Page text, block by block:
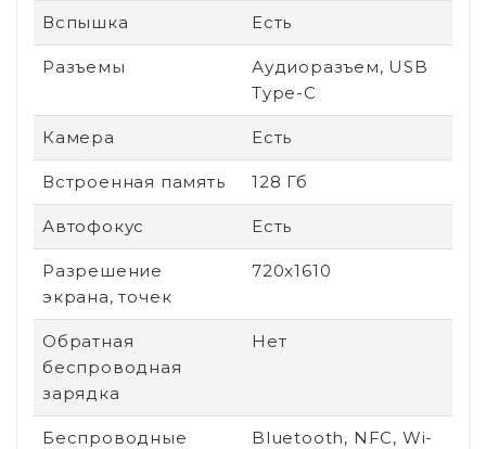
Вспышка Есть
Разъемы
Аудиоразъем, USB
Type-C
Камера Есть
Встроенная память 128 Гб
Автофокус Есть
Разрешение
экрана, точек
720x1610
Обратная
беспроводная
зарядка
Нет
Беспроводные
Bluetooth, NFC, Wi-